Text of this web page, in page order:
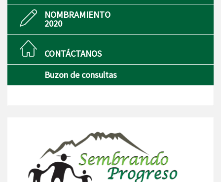
NOMBRAMIENTO
2020
CONTÁCTANOS
Buzon de consultas